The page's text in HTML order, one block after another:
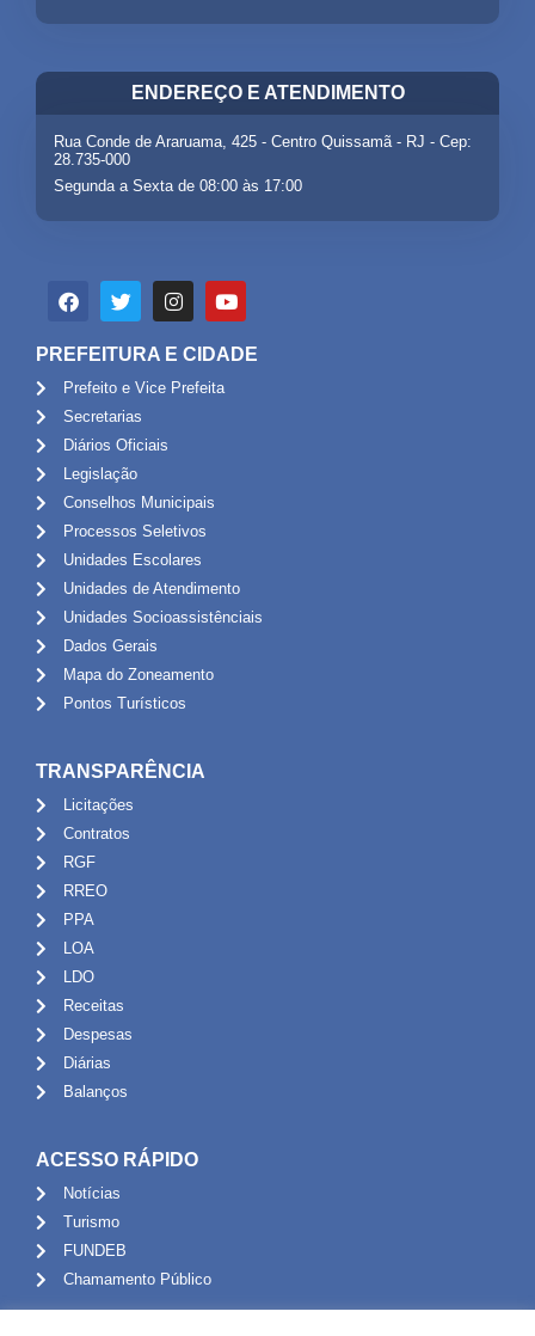
ENDEREÇO E ATENDIMENTO
Rua Conde de Araruama, 425 - Centro Quissamã - RJ - Cep:
28.735-000
Segunda a Sexta de 08:00 às 17:00
PREFEITURA E CIDADE
Prefeito e Vice Prefeita
Secretarias
Diários Oficiais
Legislação
Conselhos Municipais
Processos Seletivos
Unidades Escolares
Unidades de Atendimento
Unidades Socioassistênciais
Dados Gerais
Mapa do Zoneamento
Pontos Turísticos
TRANSPARÊNCIA
Licitações
Contratos
RGF
RREO
PPA
LOA
LDO
Receitas
Despesas
Diárias
Balanços
ACESSO RÁPIDO
Notícias
Turismo
FUNDEB
Chamamento Público